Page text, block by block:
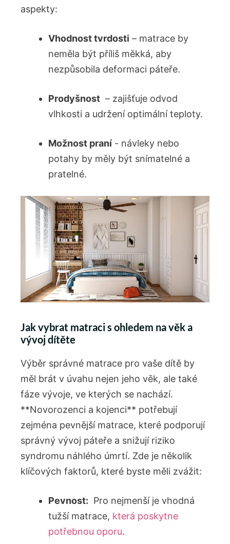
aspekty:
Vhodnost⁤ tvrdosti – matrace⁤ by
neměla být příliš měkká, aby
nezpůsobila deformaci páteře.
Prodyšnost ​ – zajišťuje odvod
vlhkosti‌ a udržení optimální teploty.
Možnost praní ⁣- ⁢návleky‍ nebo
potahy​ by měly být snímatelné a
pratelné.
Jak vybrat matraci s ohledem na věk a
vývoj dítěte
Výběr správné matrace pro ⁢vaše dítě by
měl brát v úvahu nejen jeho​ věk, ale také
fáze vývoje, ve kterých se nachází.
**Novorozenci a kojenci** ⁢potřebují
zejména pevnější matrace, které podporují
správný vývoj páteře a snižují riziko
syndromu náhlého úmrtí. Zde je několik
klíčových faktorů, které byste ⁢měli ‍zvážit:
Pevnost: ‌ Pro nejmenší je vhodná
‍tužší matrace, která poskytne
potřebnou oporu.